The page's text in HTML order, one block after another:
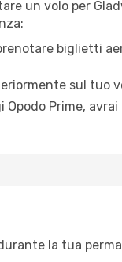
un volo per
biglietti
sul tuo
Prime,
la tua